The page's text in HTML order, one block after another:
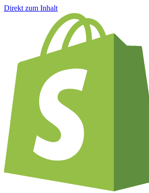
Direkt zum Inhalt